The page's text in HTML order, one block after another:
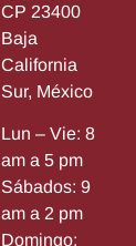
CP 23400
Baja
California
Sur, México
Lun – Vie: 8
am a 5 pm
Sábados: 9
am a 2 pm
Domingo: